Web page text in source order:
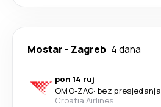
Mostar - Zagreb 4 dana
pon 14 ruj
OMO-ZAG· bez presjedanja
Croatia Airlines